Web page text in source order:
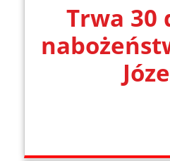
Trwa 30